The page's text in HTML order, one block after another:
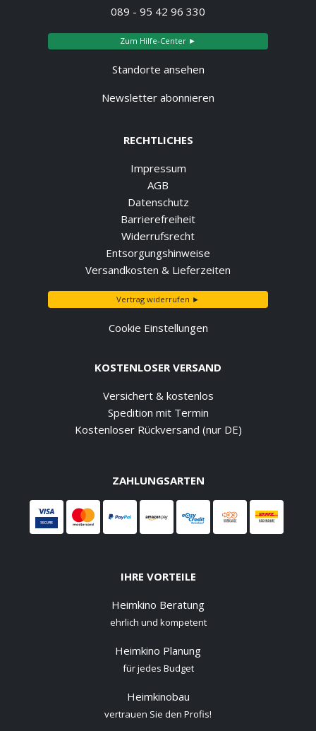
089 - 95 42 96 330
Zum Hilfe-Center ►
Standorte ansehen
Newsletter abonnieren
RECHTLICHES
Impressum
AGB
Datenschutz
Barrierefreiheit
Widerrufsrecht
Entsorgungshinweise
Versandkosten & Lieferzeiten
Vertrag widerrufen ►
Cookie Einstellungen
KOSTENLOSER VERSAND
Versichert & kostenlos
Spedition mit Termin
Kostenloser Rückversand (nur DE)
ZAHLUNGSARTEN
IHRE VORTEILE
Heimkino Beratung
ehrlich und kompetent
Heimkino Planung
für jedes Budget
Heimkinobau
vertrauen Sie den Profis!